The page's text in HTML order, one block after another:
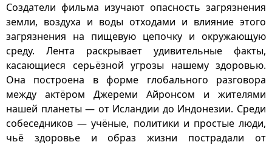
Создатели фильма изучают опасность загрязнения
земли, воздуха и воды отходами и влияние этого
загрязнения на пищевую цепочку и окружающую
среду. Лента раскрывает удивительные факты,
касающиеся серьёзной угрозы нашему здоровью.
Она построена в форме глобального разговора
между актёром Джереми Айронсом и жителями
нашей планеты — от Исландии до Индонезии. Среди
собеседников — учёные, политики и простые люди,
чьё здоровье и образ жизни пострадали от